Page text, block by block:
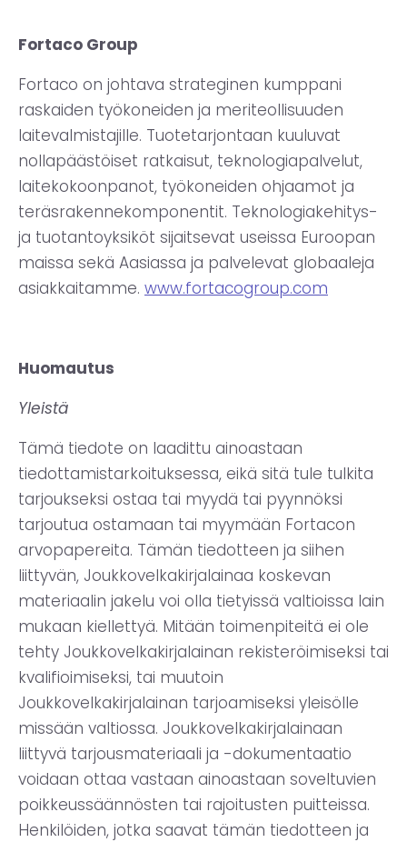
Fortaco Group
Fortaco on johtava strateginen kumppani
raskaiden työkoneiden ja meriteollisuuden
laitevalmistajille. Tuotetarjontaan kuuluvat
nollapäästöiset ratkaisut, teknologiapalvelut,
laitekokoonpanot, työkoneiden ohjaamot ja
teräsrakennekomponentit. Teknologiakehitys-
ja tuotantoyksiköt sijaitsevat useissa Euroopan
maissa sekä Aasiassa ja palvelevat globaaleja
asiakkaitamme. www.fortacogroup.com
Huomautus
Yleistä
Tämä tiedote on laadittu ainoastaan
tiedottamistarkoituksessa, eikä sitä tule tulkita
tarjoukseksi ostaa tai myydä tai pyynnöksi
tarjoutua ostamaan tai myymään Fortacon
arvopapereita. Tämän tiedotteen ja siihen
liittyvän, Joukkovelkakirjalainaa koskevan
materiaalin jakelu voi olla tietyissä valtioissa lain
mukaan kiellettyä. Mitään toimenpiteitä ei ole
tehty Joukkovelkakirjalainan rekisteröimiseksi tai
kvalifioimiseksi, tai muutoin
Joukkovelkakirjalainan tarjoamiseksi yleisölle
missään valtiossa. Joukkovelkakirjalainaan
liittyvä tarjousmateriaali ja -dokumentaatio
voidaan ottaa vastaan ainoastaan soveltuvien
poikkeussäännösten tai rajoitusten puitteissa.
Henkilöiden, jotka saavat tämän tiedotteen ja